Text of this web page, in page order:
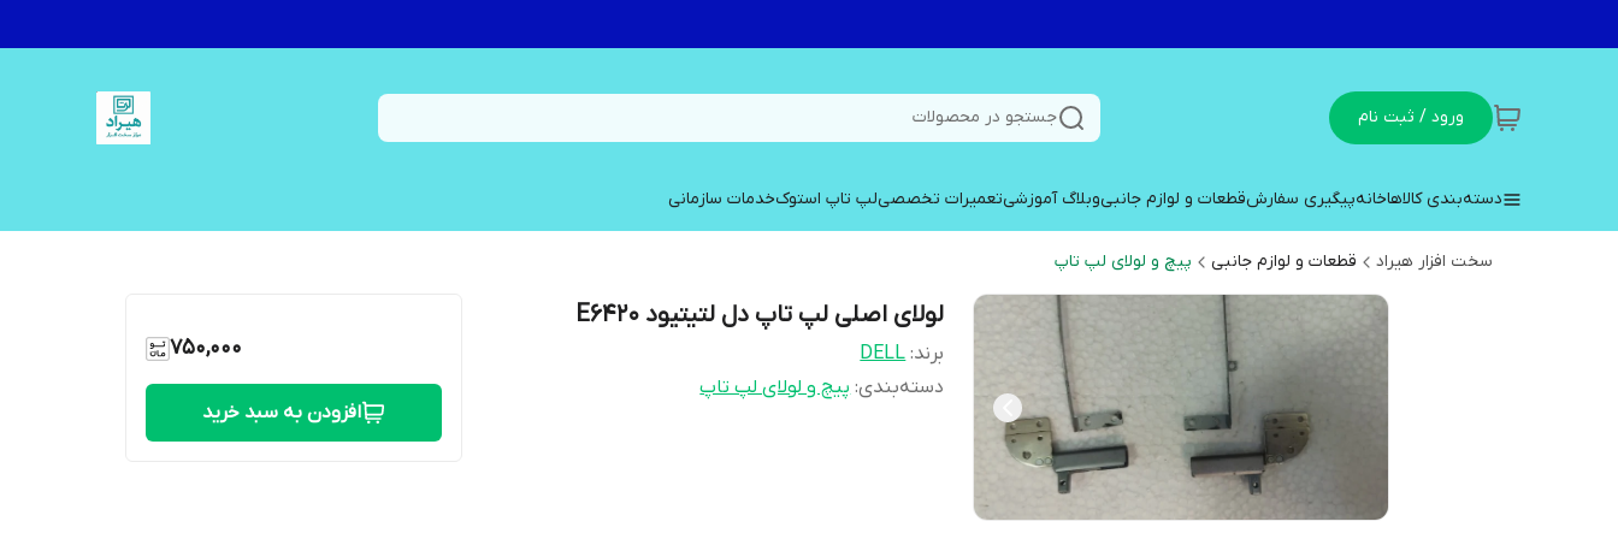
ورود / ثبت نام جستجو در محصولات
دسته‌بندی کالاهاخانهپیگیری سفارشقطعات و لوازم جانبیوبلاگ آموزشیتعمیرات تخصصیلپ تاپ استوکخدمات سازمانی
سخت افزار هیراد قطعات و لوازم جانبی پیچ و لولای لپ تاپ
لولای اصلی لپ تاپ دل لتیتیود E6420
برند: DELL
دسته‌بندی:پیچ و لولای لپ تاپ
750,000
افزودن به سبد خرید